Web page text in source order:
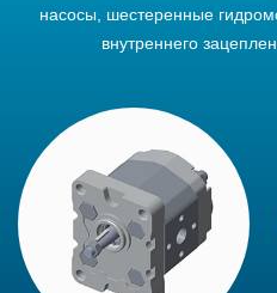
насосы, шестеренные
внутреннего